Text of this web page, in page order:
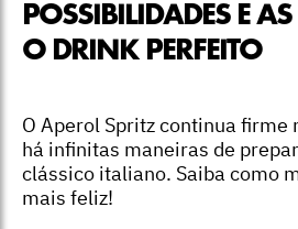
POSSIBILIDADES E
O DRINK PERFEITO
O Aperol Spritz continua firme
há infinitas maneiras de
clássico italiano. Saiba como
mais feliz!